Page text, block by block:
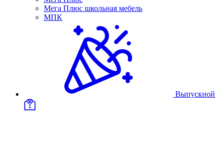
Мега Плюс школьная мебель
МПК
Выпускной